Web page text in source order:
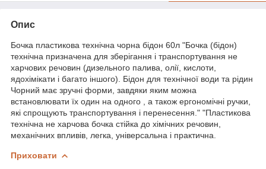
Опис
Бочка пластикова технічна чорна бідон 60л "Бочка (бідон)
технічна призначена для зберігання і транспортування не
харчових речовин (дизельного палива, олії, кислоти,
ядохімікати і багато іншого). Бідон для технічної води та рідин
Чорний має зручні форми, завдяки яким можна
встановлювати їх один на одного , а також ергономічні ручки,
які спрощують транспортування і перенесення." "Пластикова
технічна не харчова бочка стійка до хімічних речовин,
механічних впливів, легка, універсальна і практична.
Приховати